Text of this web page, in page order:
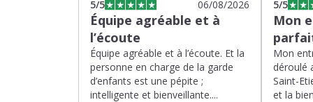
5/5 06/08/2026
Équipe agréable et à
l’écoute
Équipe agréable et à l’écoute. Et la
personne en charge de la garde
d’enfants est une pépite ;
intelligente et bienveillante....
5/5
Mon
Mon
déroulé
Saint-
et la